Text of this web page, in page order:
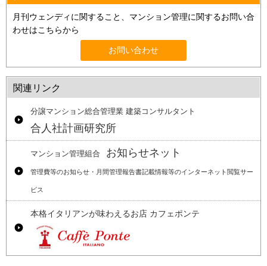
月刊ウェンディに関すること、マンション管理に関するお問い合
わせはこちらから
お問い合わせ
関連リンク
分譲マンション総合管理業 建築コンサルタント
合人社計画研究所
マンション管理組合 お知らせネット
管理費等のお知らせ・月間管理報告書記載情報等のインターネット閲覧サー
ビス
本格イタリアンが味わえるお店 カフェポンテ